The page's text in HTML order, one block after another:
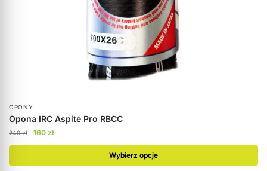
OPONY
Opona IRC Aspite Pro RBCC
249zł 160 zł
Wybierz opcje